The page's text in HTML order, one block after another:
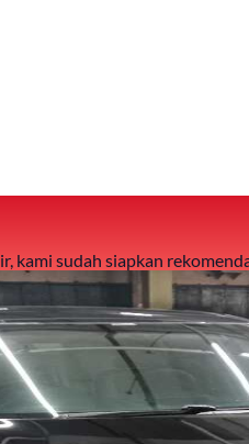
kami sudah siapkan